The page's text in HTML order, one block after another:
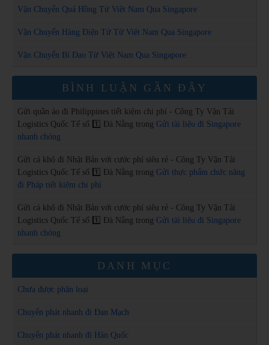
Vận Chuyển Quả Hồng Từ Việt Nam Qua Singapore
Vận Chuyển Hàng Điện Tử Từ Việt Nam Qua Singapore
Vận Chuyển Bí Đao Từ Việt Nam Qua Singapore
BÌNH LUẬN GẦN ĐÂY
Gửi quần áo đi Philippines tiết kiệm chi phí - Công Ty Vận Tải
Logistics Quốc Tế số 1️⃣ Đà Nẵng trong Gửi tài liệu đi Singapore
nhanh chóng
Gửi cá khô đi Nhật Bản với cước phí siêu rẻ - Công Ty Vận Tải
Logistics Quốc Tế số 1️⃣ Đà Nẵng trong Gửi thực phẩm chức năng
đi Pháp tiết kiệm chi phí
Gửi cá khô đi Nhật Bản với cước phí siêu rẻ - Công Ty Vận Tải
Logistics Quốc Tế số 1️⃣ Đà Nẵng trong Gửi tài liệu đi Singapore
nhanh chóng
DANH MỤC
Chưa được phân loại
Chuyển phát nhanh đi Đan Mạch
Chuyển phát nhanh đi Hàn Quốc